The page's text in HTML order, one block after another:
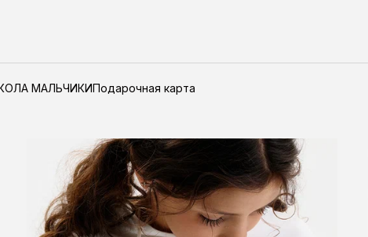
МАЛЬЧИКИПодарочная карта